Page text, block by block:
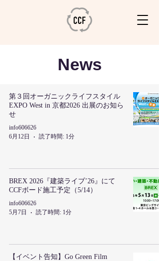
News
第３回オーガニックライフスタイル
EXPO West in 京都2026 出展のお知ら
せ
info606626
6月12日
読了時間: 1分
BREX 2026『建築ライブ’26』にて
CCFボード施工予定（5/14）
info606626
5月7日
読了時間: 1分
【イベント告知】Go Green Film